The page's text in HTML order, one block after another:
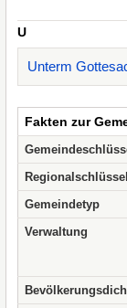
U
Unterm
Fakten zur
Regionalschlüssel
Gemeindetyp
Verwaltung